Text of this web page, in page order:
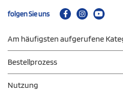
folgen Sie uns
Am häufigsten aufgerufene
Bestellprozess
Nutzung